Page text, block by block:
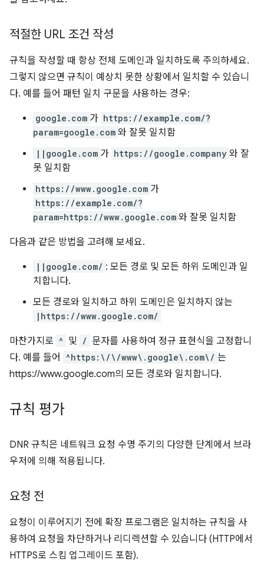
적절한 URL 조건 작성
규칙을 작성할 때 항상 전체 도메인과 일치하도록 주의하세요.
그렇지 않으면 규칙이 예상치 못한 상황에서 일치할 수 있습니
다. 예를 들어 패턴 일치 구문을 사용하는 경우:
google.com 가 https://example.com/?
param=google.com 와 잘못 일치함
||google.com 가 https://google.company 와 잘
못 일치함
https://www.google.com 가
https://example.com/?
param=https://www.google.com 와 잘못 일치함
다음과 같은 방법을 고려해 보세요.
||google.com/ : 모든 경로 및 모든 하위 도메인과 일
치합니다.
모든 경로와 일치하고 하위 도메인은 일치하지 않는
|https://www.google.com/
마찬가지로 ^ 및 / 문자를 사용하여 정규 표현식을 고정합니
다. 예를 들어
^https:\/\/www\.google\.com\/ 는
https://www.google.com의 모든 경로와 일치합니다.
규칙 평가
DNR 규칙은 네트워크 요청 수명 주기의 다양한 단계에서 브라
우저에 의해 적용됩니다.
요청 전
요청이 이루어지기 전에 확장 프로그램은 일치하는 규칙을 사
용하여 요청을 차단하거나 리디렉션할 수 있습니다 (HTTP에서
HTTPS로 스킴 업그레이드 포함).